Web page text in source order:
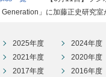
」に加藤正史研究室
2025年度 2024年度
2021年度 2020年度
2017年度 2016年度